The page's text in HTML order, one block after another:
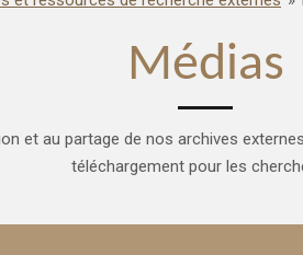
Médias
et au partage de nos archives
téléchargement pour les